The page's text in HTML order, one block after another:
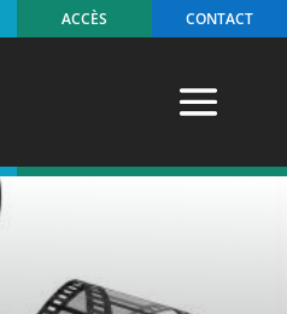
ACCÈS CONTACT